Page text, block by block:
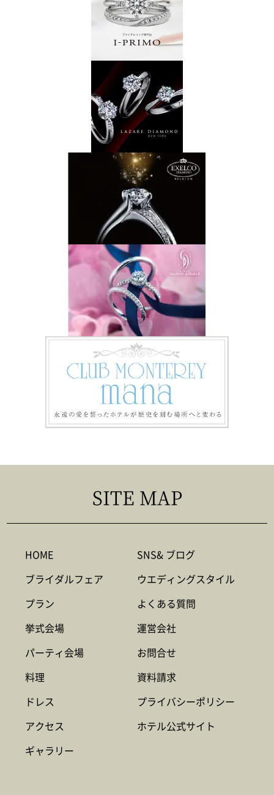
SITE MAP
HOME
ブライダルフェア
プラン
挙式会場
パーティ会場
料理
ドレス
アクセス
ギャラリー
SNS& ブログ
ウエディングスタイル
よくある質問
運営会社
お問合せ
資料請求
プライバシーポリシー
ホテル公式サイト